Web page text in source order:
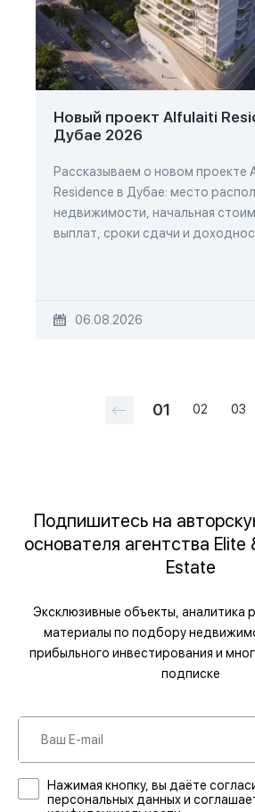
Новый проект Alfulaiti
Дубае 2026
Рассказываем о новом проекте
Residence в Дубае: место
недвижимости, начальная
выплат, сроки сдачи и
06.08.2026
01 02 03
Подпишитесь на
основателя агентства Elite
Estate
Эксклюзивные объекты, аналитика
материалы по подбору
прибыльного инвестирования и
подписке
Нажимая кнопку, вы даёте
персональных данных и